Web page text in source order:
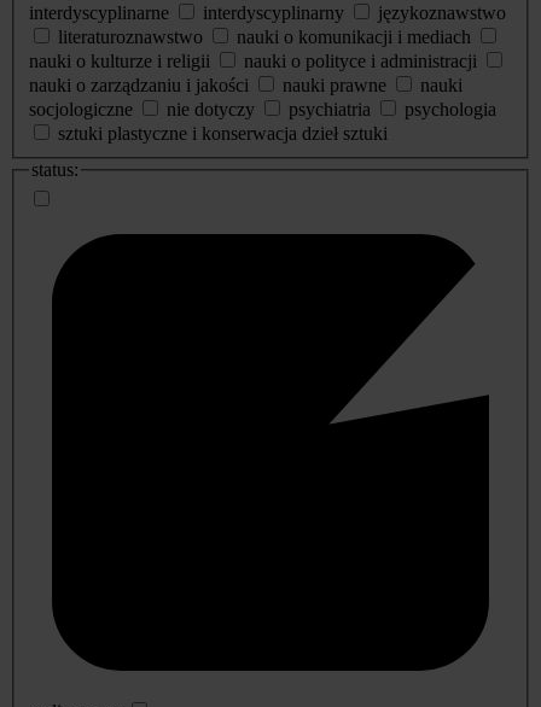
interdyscyplinarne
interdyscyplinarny
językoznawstwo
literaturoznawstwo
nauki o komunikacji i mediach
nauki o kulturze i religii
nauki o polityce i administracji
nauki o zarządzaniu i jakości
nauki prawne
nauki
socjologiczne
nie dotyczy psychiatria
psychologia
sztuki plastyczne i konserwacja dzieł sztuki
status: